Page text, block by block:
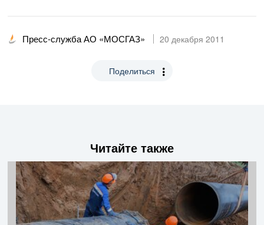
Пресс-служба АО «МОСГАЗ» 20 декабря 2011
Поделиться
Читайте также